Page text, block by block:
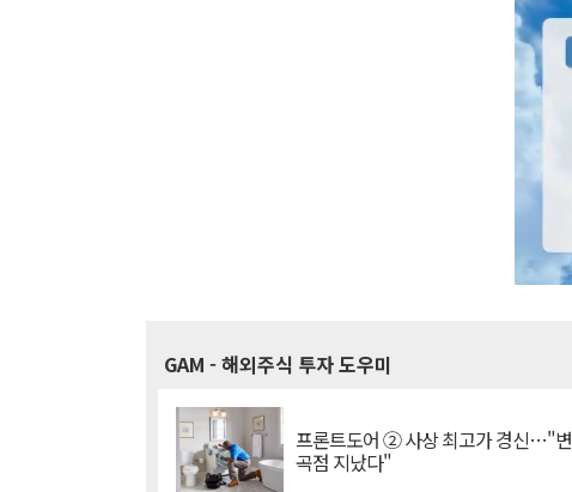
GAM - 해외주식 투자 도우미
프론트도어 ② 사상 최고가 경신…"변
곡점 지났다"